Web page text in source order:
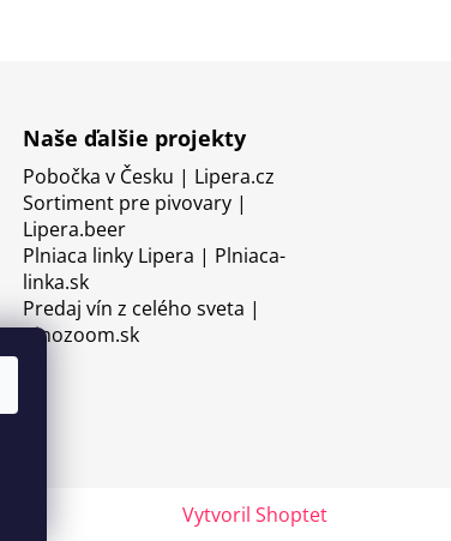
Naše ďalšie projekty
Pobočka v Česku | Lipera.cz
Sortiment pre pivovary |
Lipera.beer
Plniaca linky Lipera | Plniaca-
linka.sk
Predaj vín z celého sveta |
Vinozoom.sk
Vytvoril Shoptet